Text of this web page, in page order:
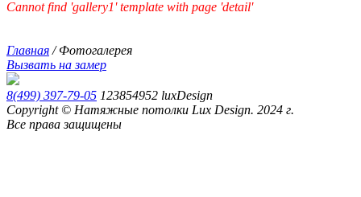
Cannot find 'gallery1' template with page 'detail'
Главная /Фотогалерея
Вызвать на замер
8(499) 397-79-05 123854952 luxDesign
Copyright © Натяжные потолки Lux Design. 2024 г.
Все права защищены